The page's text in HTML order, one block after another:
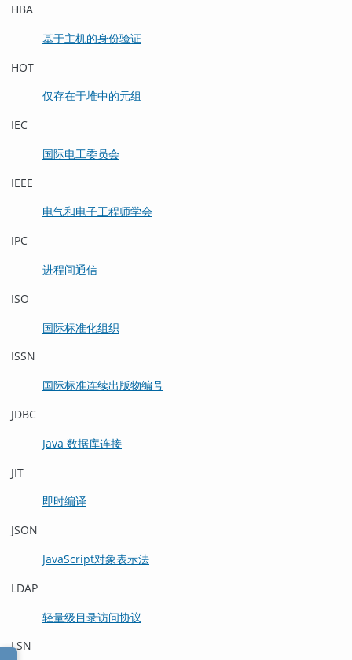
HBA
基于主机的身份验证
HOT
仅存在于堆中的元组
IEC
国际电工委员会
IEEE
电气和电子工程师学会
IPC
进程间通信
ISO
国际标准化组织
ISSN
国际标准连续出版物编号
JDBC
Java 数据库连接
JIT
即时编译
JSON
JavaScript对象表示法
LDAP
轻量级目录访问协议
LSN